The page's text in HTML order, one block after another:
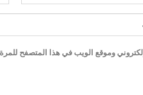
وموقع الويب في هذا المتصفح للمرة